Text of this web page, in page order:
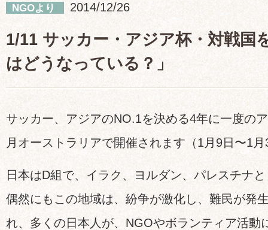
NGOより 2014/12/26
1/11 サッカー・アジア杯・対戦国
はどうなっている？」
サッカー、アジアのNO.1を決める4年に一度の
月オーストラリアで開催されます（1月9日〜1
日本はD組で、イラク、ヨルダン、パレスチナ
偶然にもこの地域は、紛争が激化し、難民が発
れ、多くの日本人が、NGOやボランティア活動